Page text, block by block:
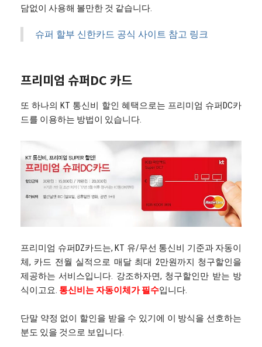
담없이 사용해 볼만한 것 같습니다.
슈퍼 할부 신한카드 공식 사이트 참고 링크
프리미엄 슈퍼DC 카드
또 하나의 KT 통신비 할인 혜택으로는 프리미엄 슈퍼DC카
드를 이용하는 방법이 있습니다.
프리미엄 슈퍼DZ카드는, KT 유/무선 통신비 기준과 자동이
체, 카드 전월 실적으로 매달 최대 2만원까지 청구할인을
제공하는 서비스입니다. 강조하자면, 청구할인만 받는 방
식이고요. 통신비는 자동이체가 필수입니다.
단말 약정 없이 할인을 받을 수 있기에 이 방식을 선호하는
분도 있을 것으로 보입니다.